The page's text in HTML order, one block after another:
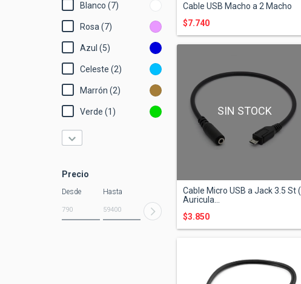
Blanco (7)
Rosa (7)
Azul (5)
Celeste (2)
Marrón (2)
Verde (1)
Precio
Desde Hasta
Cable USB Macho a 2 Macho
$7.740
SIN STOCK
Cable Micro USB a Jack 3.5 St (
Auricula...
$3.850